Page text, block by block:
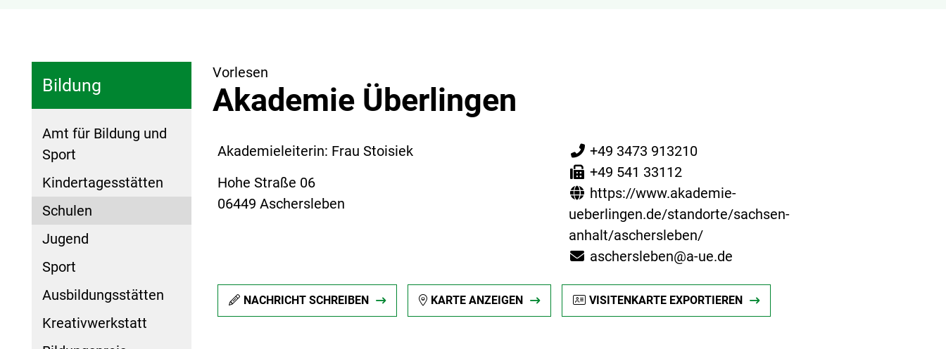
Bildung
Amt für Bildung und
Sport
Kindertagesstätten
Schulen
Jugend
Sport
Ausbildungsstätten
Kreativwerkstatt
Vorlesen
Akademie Überlingen
Akademieleiterin: Frau Stoisiek
Hohe Straße 06
06449 Aschersleben
+49 3473 913210
+49 541 33112
https://www.akademie-
ueberlingen.de/standorte/sachsen-
anhalt/aschersleben/
aschersleben@a-ue.de
NACHRICHT SCHREIBEN KARTE ANZEIGEN VISITENKARTE EXPORTIEREN